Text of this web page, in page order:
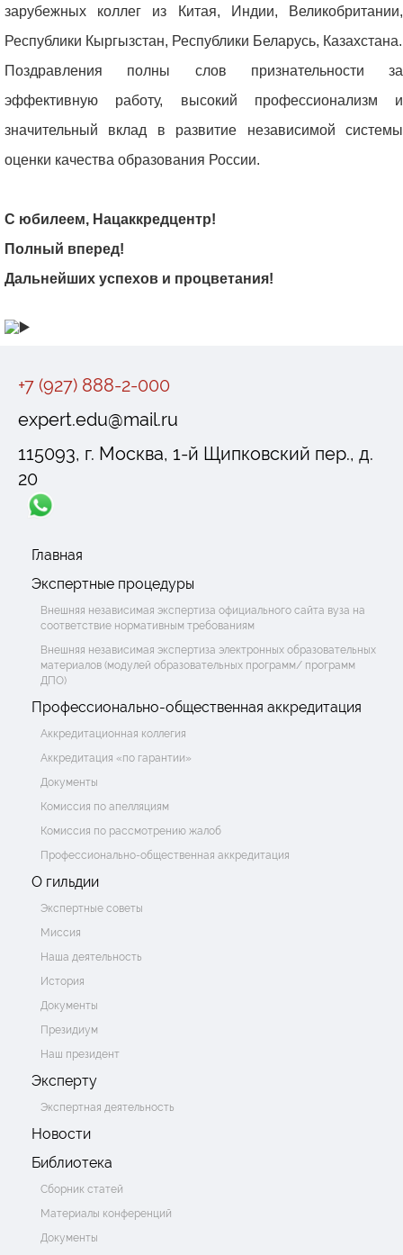
зарубежных коллег из Китая, Индии, Великобритании,
Республики Кыргызстан, Республики Беларусь, Казахстана.
Поздравления полны слов признательности за
эффективную работу, высокий профессионализм и
значительный вклад в развитие независимой системы
оценки качества образования России.
С юбилеем, Нацаккредцентр!
Полный вперед!
Дальнейших успехов и процветания!
+7 (927) 888-2-000
expert.edu@mail.ru
115093, г. Москва, 1-й Щипковский пер., д.
20
Главная
Экспертные процедуры
Внешняя независимая экспертиза официального сайта вуза на
соответствие нормативным требованиям
Внешняя независимая экспертиза электронных образовательных
материалов (модулей образовательных программ/ программ
ДПО)
Профессионально-общественная аккредитация
Аккредитационная коллегия
Аккредитация «по гарантии»
Документы
Комиссия по апелляциям
Комиссия по рассмотрению жалоб
Профессионально-общественная аккредитация
О гильдии
Экспертные советы
Миссия
Наша деятельность
История
Документы
Президиум
Наш президент
Эксперту
Экспертная деятельность
Новости
Библиотека
Сборник статей
Материалы конференций
Документы